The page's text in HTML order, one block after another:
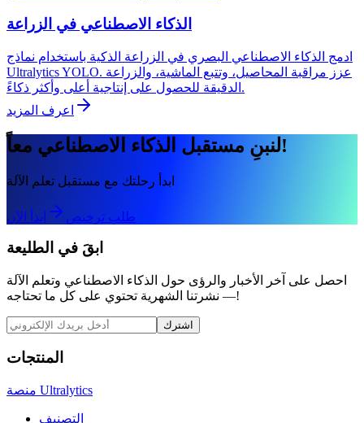
الذكاء الاصطناعي في الزراعة
ادمج الذكاء الاصطناعي البصري في الزراعة الذكية باستخدام نماذج
Ultralytics YOLO. عزز مراقبة المحاصيل، وتتبع الماشية، والزراعة
الدقيقة للحصول على إنتاجية أعلى وأكثر ذكاءً.
اعرف المزيد
لنبنِ مستقبل الذكاء الاصطناعي معاً!
ابدأ رحلتك مع مستقبل تعلم الآلة
طلب ترخيص ابدأ الآن
ابقَ في الطليعة
احصل على آخر الأخبار والرؤى حول الذكاء الاصطناعي وتعلم الآلة
— نشرتنا الشهرية تحتوي على كل ما تحتاجه!
اشترك
المنتجات
منصة Ultralytics
التصنيف